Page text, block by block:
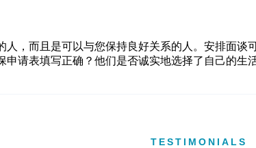
，而且是可以与您保持良好关系的人。安排面
请表填写正确？他们是否诚实地选择了自己的
TESTIMONIALS